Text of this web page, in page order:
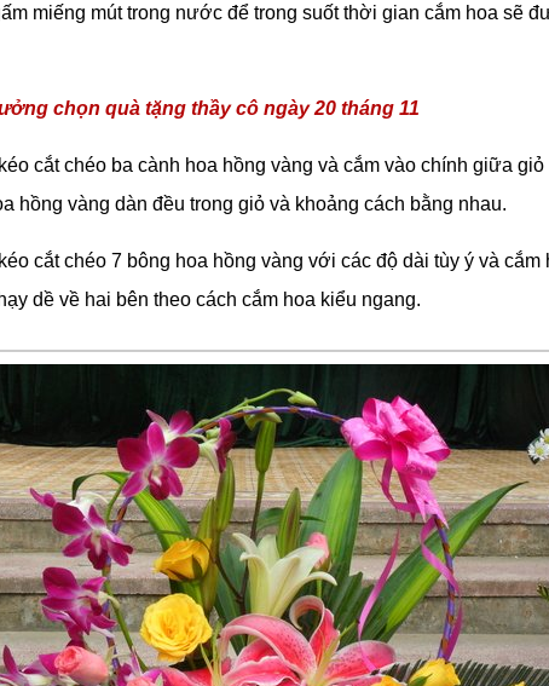
miếng mút trong nước để trong suốt thời gian cắm hoa sẽ
chọn quà tặng thầy cô ngày 20 tháng 11
cắt chéo ba cành hoa hồng vàng và cắm vào chính giữa giỏ
hồng vàng dàn đều trong giỏ và khoảng cách bằng nhau.
cắt chéo 7 bông hoa hồng vàng với các độ dài tùy ý và cắm
dề về hai bên theo cách cắm hoa kiểu ngang.